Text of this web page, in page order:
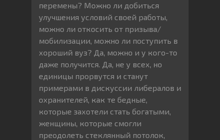
перемены? Можно ли добиться
улучшения условий своей работы,
можно ли откосить от призыва/
мобилизации, можно ли поступить в
хороший вуз? Да, можно и у кого-то
даже получится. Да, не у всех, но
единицы прорвутся и станут
примерами в дискуссии либералов и
охранителей, как те бедные,
которые захотели стать богатыми,
женщины, которые смогли
преодолеть стеклянный потолок,